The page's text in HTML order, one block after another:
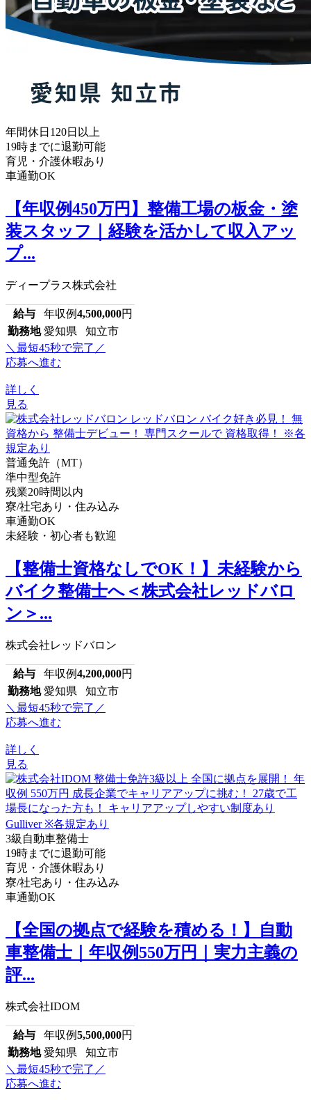
年間休日120日以上
19時までに退勤可能
育児・介護休暇あり
車通勤OK
【年収例450万円】整備工場の板金・塗
装スタッフ｜経験を活かして収入アッ
プ...
ディープラス株式会社
給与 年収例4,500,000円
勤務地 愛知県 知立市
＼最短45秒で完了／
応募へ進む
詳しく
見る
普通免許（MT）
準中型免許
残業20時間以内
寮/社宅あり・住み込み
車通勤OK
未経験・初心者も歓迎
【整備士資格なしでOK！】未経験から
バイク整備士へ＜株式会社レッドバロ
ン＞...
株式会社レッドバロン
給与 年収例4,200,000円
勤務地 愛知県 知立市
＼最短45秒で完了／
応募へ進む
詳しく
見る
3級自動車整備士
19時までに退勤可能
育児・介護休暇あり
寮/社宅あり・住み込み
車通勤OK
【全国の拠点で経験を積める！】自動
車整備士｜年収例550万円｜実力主義の
評...
株式会社IDOM
給与 年収例5,500,000円
勤務地 愛知県 知立市
＼最短45秒で完了／
応募へ進む